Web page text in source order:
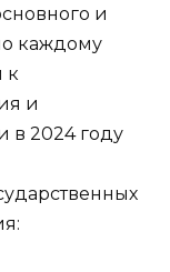
и
каждому
к
и
в 2024 году